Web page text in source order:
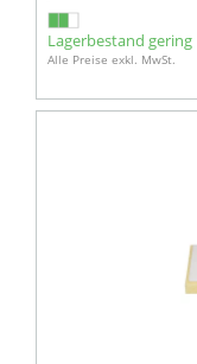
Lagerbestand gering
Alle Preise exkl. MwSt.